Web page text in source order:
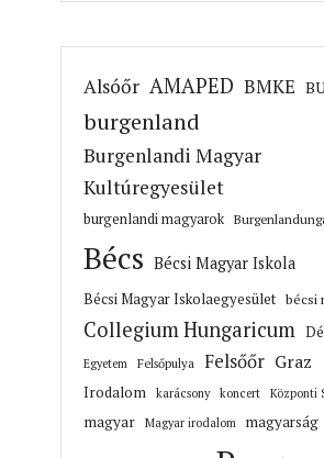
Alsóőr AMAPED BMKE
burgenland
Burgenlandi Magyar
Kultúregyesület
burgenlandi magyarok
Bécs Bécsi Magyar Iskola
Bécsi Magyar Iskolaegyesület bécsi
Collegium Hungaricum
Egyetem Felsőpulya Felsőőr Graz
Irodalom karácsony koncert Központi
magyar Magyar irodalom magyarság